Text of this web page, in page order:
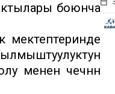
боюнча
мектептеринде
менен чечүүнүн